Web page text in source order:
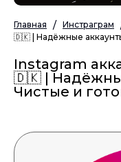
Главная Инстраграм
🇩🇰 | Надёжные
Instagram
🇩🇰 |
Чистые и